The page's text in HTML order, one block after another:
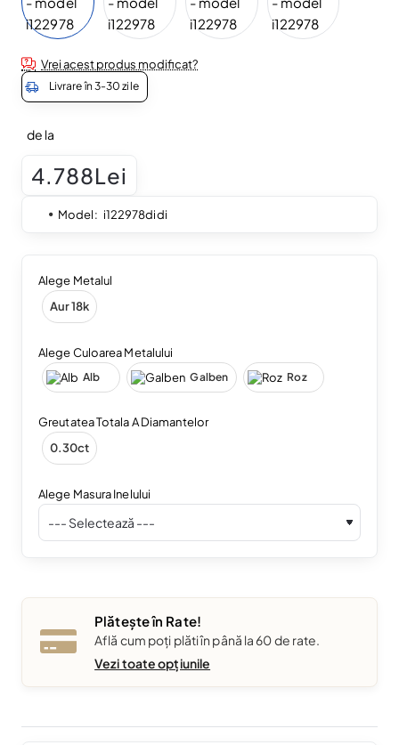
Vrei acest produs modificat?
Livrare în 3-30 zile
de la
4.788Lei
Model: i122978didi
Alege Metalul
Aur 18k
Alege Culoarea Metalului
Alb Galben Roz
Greutatea Totala A Diamantelor
0.30ct
Alege Masura Inelului
Plătește în Rate!
Află cum poți plăti în până la 60 de rate.
Vezi toate opțiunile